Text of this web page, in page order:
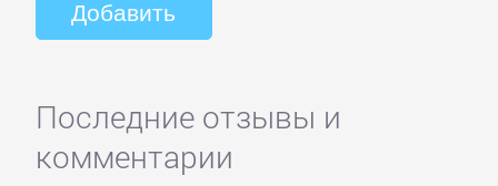
Последние отзывы и
комментарии